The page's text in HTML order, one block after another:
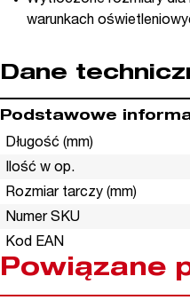
warunkach
Dane
Podstawowe
Długość (mm)
Ilość w op.
Rozmiar tarczy (mm)
Numer SKU
Kod EAN
Powiązane